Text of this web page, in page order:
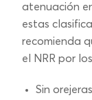
atenuación
estas
recomienda
el NRR por
Sin